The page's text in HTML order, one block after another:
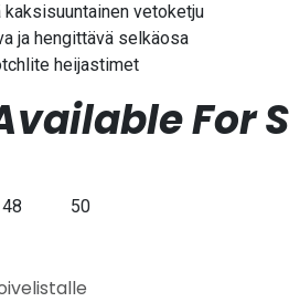
kaksisuuntainen vetoketju
ja hengittävä selkäosa
heijastimet
For
48 50